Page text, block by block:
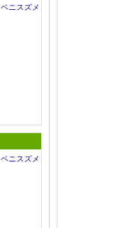
ベニスズメ
ベニスズメ